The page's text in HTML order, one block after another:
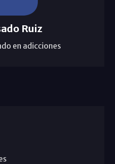
Ruiz
en adicciones